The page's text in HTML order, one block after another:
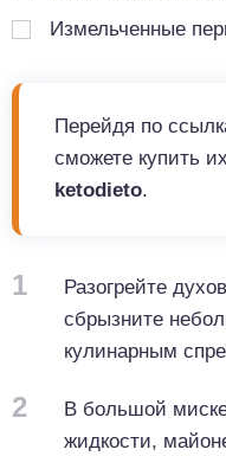
Измельченные
Перейдя по
сможете купить
ketodieto.
1
Разогрейте
сбрызните
кулинарным
2
В большой
жидкости,